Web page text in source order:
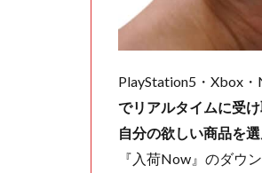
PlayStation5・Xbox
でリアルタイムに受け
自分の欲しい商品を
『入荷Now』のダウ